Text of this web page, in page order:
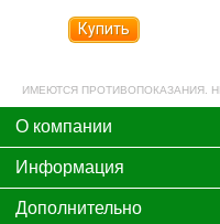
Купить
ИМЕЮТСЯ ПРОТИВОПОКАЗАНИЯ.
О компании
Информация
Дополнительно